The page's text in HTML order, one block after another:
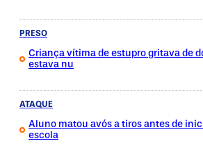
PRESO
Criança vítima de estupro gritava de
estava nu
ATAQUE
Aluno matou avós a tiros antes de
escola